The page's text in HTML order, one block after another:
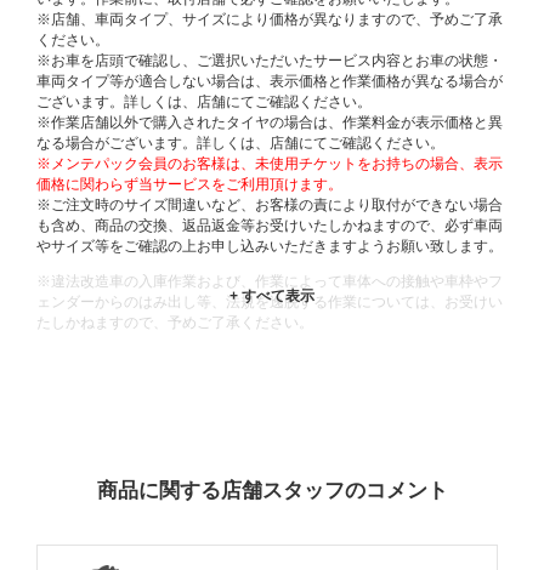
※店舗、車両タイプ、サイズにより価格が異なりますので、予めご了承
ください。
※お車を店頭で確認し、ご選択いただいたサービス内容とお車の状態・
車両タイプ等が適合しない場合は、表示価格と作業価格が異なる場合が
ございます。詳しくは、店舗にてご確認ください。
※作業店舗以外で購入されたタイヤの場合は、作業料金が表示価格と異
なる場合がございます。詳しくは、店舗にてご確認ください。
※メンテパック会員のお客様は、未使用チケットをお持ちの場合、表示
価格に関わらず当サービスをご利用頂けます。
※ご注文時のサイズ間違いなど、お客様の責により取付ができない場合
も含め、商品の交換、返品返金等お受けいたしかねますので、必ず車両
やサイズ等をご確認の上お申し込みいただきますようお願い致します。
※違法改造車の入庫作業および、作業によって車体への接触や車枠やフ
ェンダーからのはみ出し等、法規を逸脱する作業については、お受けい
たしかねますので、予めご了承ください。
商品に関する店舗スタッフのコメント